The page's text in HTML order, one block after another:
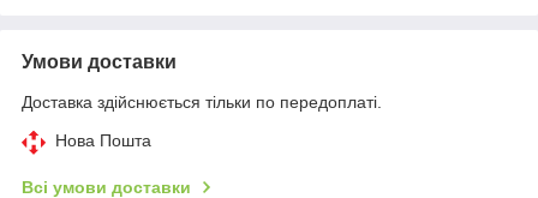
Умови доставки
Доставка здійснюється тільки по передоплаті.
Нова Пошта
Всі умови доставки